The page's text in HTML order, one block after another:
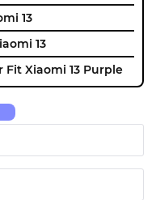
13
13
Xiaomi 13 Purple